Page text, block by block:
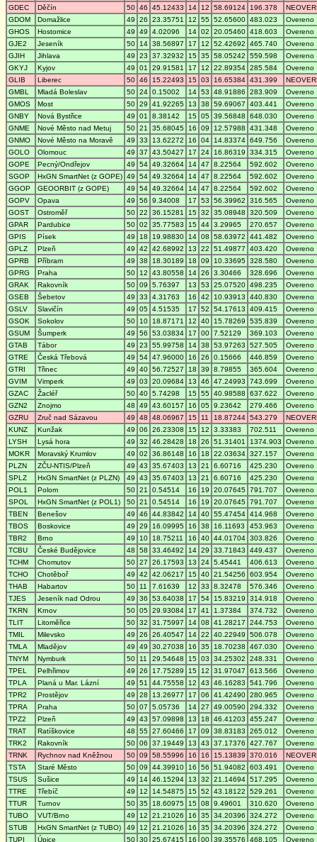
GDEC
Děčín 50 46 45.12433 14 12 58.69124 196.378
GDOM
Domažlice 49 26 23.35751 12 55 52.65600 483.023
Overeno
GHOS
Hostomice 49 49 4.02096 14 02 20.05460 418.603
Overeno
GJE2
Jeseník 50 14 38.56897 17 12 52.42692 465.740
Overeno
GJIH
Jihlava 49 23 37.32932 15 35 58.05242 559.598
Overeno
GKYJ
Kyjov 49 01 29.91581 17 12 22.89354 285.584
Overeno
GLIB
Liberec 50 46 15.22493 15 03 16.65384 431.399
GMBL
Mladá Boleslav 50 24 0.15002 14 53 48.91886 283.909
Overeno
GMOS
Most 50 29 41.92265 13 38 59.69067 403.441
Overeno
GNBY
Nová Bystřice 49 01 8.38142 15 05 39.56848 648.030
Overeno
GNME
Nové Město nad Metuj 50 21 35.68045 16 09 12.57988 431.348
Overeno
GNMO
Nové Město na Moravě 49 33 13.62272 16 04 14.83374 649.756
Overeno
GOLO
Olomouc 49 37 43.50427 17 24 16.86319 334.315
Overeno
GOPE
Pecný/Ondřejov 49 54 49.32664 14 47 8.22564 592.602
Overeno
SGOP
HxGN SmartNet (z GOPE) 49 54 49.32664 14 47 8.22564 592.602
Overeno
GGOP
GEOORBIT (z GOPE) 49 54 49.32664 14 47 8.22564 592.602
Overeno
GOPV
Opava 49 56 9.34008 17 53 56.39962 316.565
Overeno
GOST
Ostroměř 50 22 36.15281 15 32 35.08948 320.509
Overeno
GPAR
Pardubice 50 02 35.77583 15 44 3.29965 270.657
Overeno
GPIS
Písek 49 18 19.98830 14 08 58.63972 441.482
Overeno
GPLZ
Plzeň 49 42 42.68992 13 22 51.49877 403.420
Overeno
GPRB
Příbram 49 38 18.30189 18 09 10.33695 328.580
Overeno
GPRG
Praha 50 12 43.80558 14 26 3.30466 328.696
Overeno
GRAK
Rakovník 50 09 5.76397 13 53 25.07520 498.235
Overeno
GSEB
Šebetov 49 33 4.31763 16 42 10.93913 440.830
Overeno
GSLV
Slavičín 49 05 4.51535 17 52 54.17613 409.415
Overeno
GSOK
Sokolov 50 10 18.87171 12 40 15.78269 535.839
Overeno
GSUM
Šumperk 49 56 53.03834 17 00 7.52129 369.103
Overeno
GTAB
Tábor 49 23 55.99758 14 38 53.97263 527.505
Overeno
GTRE
Česká Třebová 49 54 47.96000 16 26 0.15666 446.859
Overeno
GTRI
Třinec 49 40 56.72527 18 39 8.79855 365.604
Overeno
GVIM
Vimperk 49 03 20.09684 13 46 47.24993 743.699
Overeno
GZAC
Žacléř 50 40 5.74298 15 55 40.98588 637.622
Overeno
GZN2
Znojmo 48 49 43.60157 16 05 9.23642 279.466
Overeno
GZRU
Zruč nad Sázavou 49 48 48.06967 15 11 18.87244 543.279
KUNZ
Kunžak 49 06 26.23308 15 12 3.33383 702.511
Overeno
LYSH
Lysá hora 49 32 46.28428 18 26 51.31401 1374.903
Overeno
MOKR
Moravský Krumlov 49 02 36.86148 16 18 22.03634 327.157
Overeno
PLZN
ZČU-NTIS/Plzeň 49 43 35.67403 13 21 6.60716 425.230
Overeno
SPLZ
HxGN SmartNet (z PLZN) 49 43 35.67403 13 21 6.60716 425.230
Overeno
POL1
Polom 50 21 0.54514 16 19 20.07645 791.707
Overeno
SPOL
HxGN SmartNet (z POL1) 50 21 0.54514 16 19 20.07645 791.707
Overeno
TBEN
Benešov 49 46 44.83842 14 40 55.47454 414.968
Overeno
TBOS
Boskovice 49 29 16.09995 16 38 16.11693 453.963
Overeno
TBR2
Brno 49 10 18.75211 16 40 44.01704 303.826
Overeno
TCBU
České Budějovice 48 58 33.46492 14 29 33.71843 449.437
Overeno
TCHM
Chomutov 50 27 26.17593 13 24 5.45441 406.613
Overeno
TCHO
Chotěboř 49 42 42.06217 15 40 21.54256 603.954
Overeno
THAB
Habartov 50 11 7.61639 12 33 8.32478 576.346
Overeno
TJES
Jeseník nad Odrou 49 36 53.64038 17 54 15.83219 314.918
Overeno
TKRN
Krnov 50 05 29.93084 17 41 1.37384 374.732
Overeno
TLIT
Litoměřice 50 32 31.75997 14 08 41.28217 244.753
Overeno
TMIL
Milevsko 49 26 26.40547 14 22 40.22949 506.078
Overeno
TMLA
Mladějov 49 49 30.27038 16 35 18.70238 467.030
Overeno
TNYM
Nymburk 50 11 29.54648 15 03 34.25302 248.331
Overeno
TPEL
Pelhřimov 49 26 17.75289 15 12 31.97047 613.566
Overeno
TPLA
Planá u Mar. Lázní 49 51 44.75558 12 43 46.16283 541.796
Overeno
TPR2
Prostějov 49 28 13.26977 17 06 41.42490 280.965
Overeno
TPRA
Praha 50 07 5.05736 14 27 49.00590 294.332
Overeno
TPZ2
Plzeň 49 43 57.09898 13 18 46.41203 455.247
Overeno
TRAT
Ratíškovice 48 55 27.60466 17 09 38.83183 265.012
Overeno
TRK2
Rakovník 50 06 37.19449 13 43 37.17376 427.767
Overeno
TRNK
Rychnov nad Kněžnou 50 09 58.55996 16 16 15.13839 370.016
TSTA
Staré Město 50 09 44.39910 16 56 51.94082 603.491
Overeno
TSUS
Sušice 49 14 46.15294 13 32 21.14694 517.295
Overeno
TTRE
Třebíč 49 12 14.54875 15 52 43.18122 529.261
Overeno
TTUR
Turnov 50 35 18.60975 15 08 9.49601 310.620
Overeno
TUBO
VUT/Brno 49 12 21.21026 16 35 34.20396 324.272
Overeno
STUB
HxGN SmartNet (z TUBO) 49 12 21.21026 16 35 34.20396 324.272
Overeno
TUPI
Úpice 50 30 25.67415 16 00 39.35576 468.105 Overeno